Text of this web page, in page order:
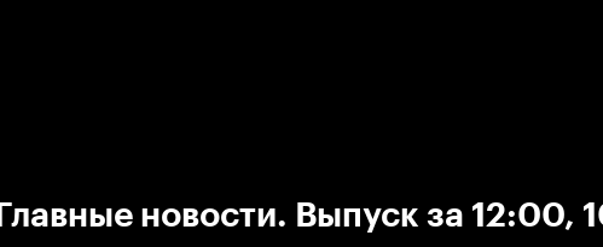
Главные новости. Выпуск за 12:00,